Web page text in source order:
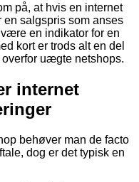
på, at hvis en internet
en salgspris som anses
en indikator for en
kort er trods alt en del
uægte netshops.
internet
behøver man de facto
dog er det typisk en